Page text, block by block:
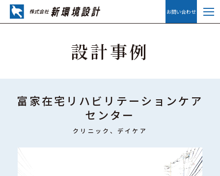
お問い合わせ
設計事例
富家在宅リハビリテーションケア
センター
クリニック、デイケア